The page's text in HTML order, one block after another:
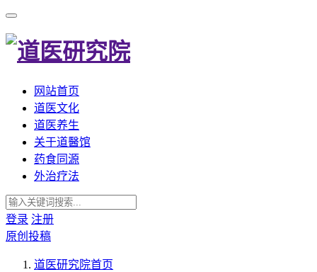
网站首页
道医文化
道医养生
关于道醫馆
药食同源
外治疗法
登录 注册
原创投稿
道医研究院首页